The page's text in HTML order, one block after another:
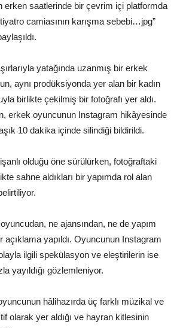
erken saatlerinde bir çevrim içi platformda
camiasının karışma sebebi…jpg”
yatağında uzanmış bir erkek
aynı prodüksiyonda yer alan bir kadın
birlikte çekilmiş bir fotoğrafı yer aldı.
erkek oyuncunun Instagram hikâyesinde
10 dakika içinde silindiği bildirildi.
olduğu öne sürülürken, fotoğraftaki
sahne aldıkları bir yapımda rol alan
ne ajansından, ne de yapım
yapıldı. Oyuncunun Instagram
olayla ilgili spekülasyon ve eleştirilerin ise
yayıldığı gözlemleniyor.
hâlihazırda üç farklı müzikal ve
olarak yer aldığı ve hayran kitlesinin